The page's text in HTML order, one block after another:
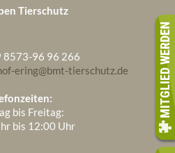
MITGLIED WERDEN
Tierschutz
8573-96 96 266
ering@bmt-tierschutz.de
bis Freitag:
bis 12:00 Uhr